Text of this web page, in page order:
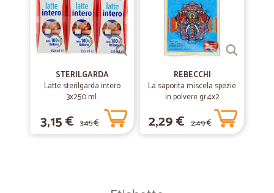
STERILGARDA
Latte sterilgarda intero
3x250 ml.
3,15 € 3,45 €
REBECCHI
La saporita miscela spezie
in polvere gr.4x2
2,29 € 2,49 €